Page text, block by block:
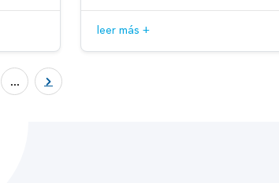
leer más +
...